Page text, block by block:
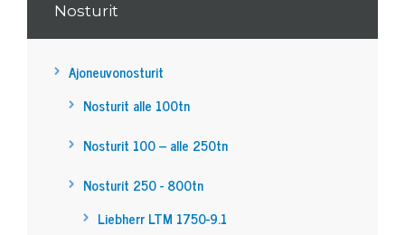
Nosturit
Ajoneuvonosturit
Nosturit alle 100tn
Nosturit 100 – alle 250tn
Nosturit 250 - 800tn
Liebherr LTM 1750-9.1